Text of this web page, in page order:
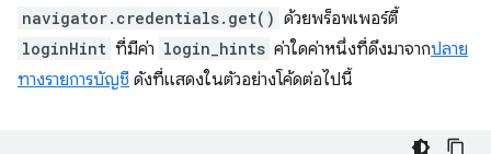
navigator.credentials.get() ด้วยพร็อพเพอร์ตี้
loginHint ที่มีค่า login_hints ค่าใดค่าหนึ่งที่ดึงมาจากปลาย
ทางรายการบัญชี ดังที่แสดงในตัวอย่างโค้ดต่อไปนี้